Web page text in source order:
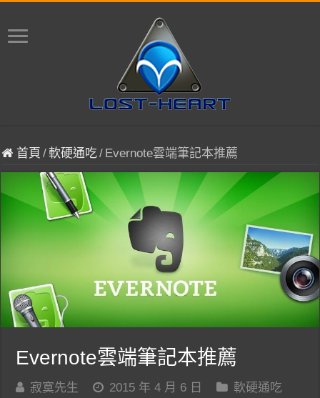
首頁 /軟硬通吃/ Evernote雲端筆記本推薦
Evernote雲端筆記本推薦
寂寞先生 2015 年 4 月 6 日
軟硬通吃